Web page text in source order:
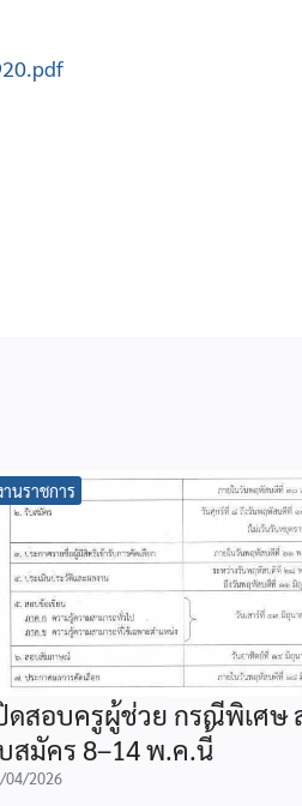
านราชการ
ดสอบครูผู้ช่วย กรณีพิเศษ
สมัคร 8–14 พ.ค.นี้
04/2026